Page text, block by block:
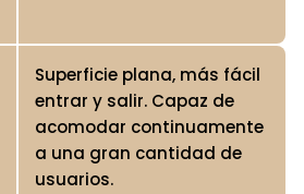
Superficie plana, más fácil
entrar y salir. Capaz de
acomodar continuamente
a una gran cantidad de
usuarios.